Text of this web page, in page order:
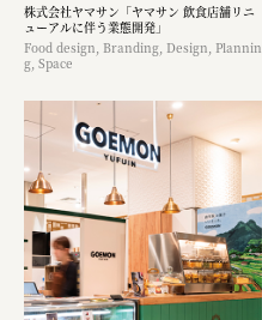
株式会社ヤマサン「ヤマサン 飲食店舗リニ
ューアルに伴う業態開発」
Food design, Branding, Design, Plannin
g, Space